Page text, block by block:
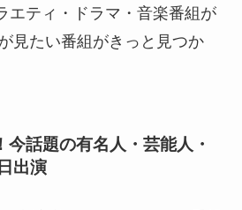
エティ・ドラマ・音楽番組が
見たい番組がきっと見つか
話題の有名人・芸能人・
出演